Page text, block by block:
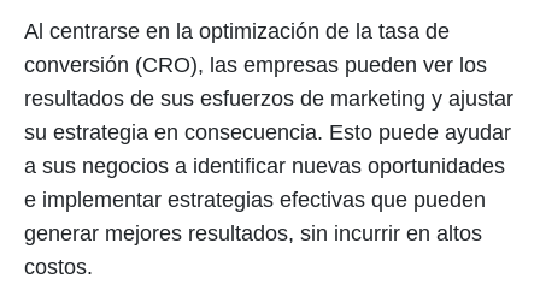
Al centrarse en la optimización de la tasa de
conversión (CRO), las empresas pueden ver los
resultados de sus esfuerzos de marketing y ajustar
su estrategia en consecuencia. Esto puede ayudar
a sus negocios a identificar nuevas oportunidades
e implementar estrategias efectivas que pueden
generar mejores resultados, sin incurrir en altos
costos.